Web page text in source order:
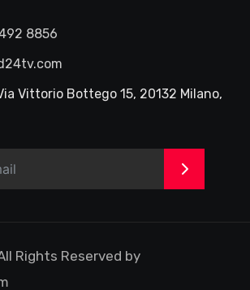
8856
Vittorio Bottego 15, 20132 Milano,
>
Rights Reserved by